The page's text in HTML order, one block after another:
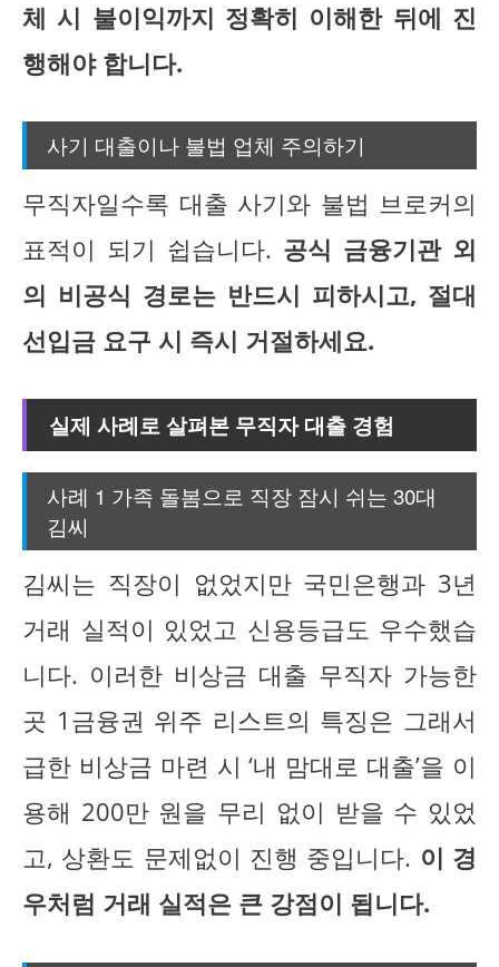
체 시 불이익까지 정확히 이해한 뒤에 진
행해야 합니다.
사기 대출이나 불법 업체 주의하기
무직자일수록 대출 사기와 불법 브로커의
표적이 되기 쉽습니다. 공식 금융기관 외
의 비공식 경로는 반드시 피하시고, 절대
선입금 요구 시 즉시 거절하세요.
실제 사례로 살펴본 무직자 대출 경험
사례 1 가족 돌봄으로 직장 잠시 쉬는 30대
김씨
김씨는 직장이 없었지만 국민은행과 3년
거래 실적이 있었고 신용등급도 우수했습
니다. 이러한 비상금 대출 무직자 가능한
곳 1금융권 위주 리스트의 특징은 그래서
급한 비상금 마련 시 ‘내 맘대로 대출’을 이
용해 200만 원을 무리 없이 받을 수 있었
고, 상환도 문제없이 진행 중입니다. 이 경
우처럼 거래 실적은 큰 강점이 됩니다.